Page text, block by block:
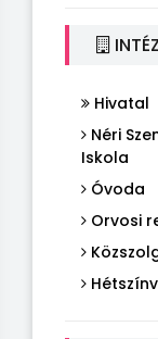
Hivatal
Néri
Iskola
Óvoda
Orvosi